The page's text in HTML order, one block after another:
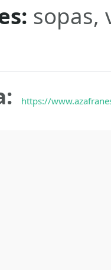
sopas,
https://